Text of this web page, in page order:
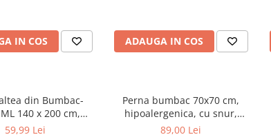
IN COS ADAUGA IN COS
din Bumbac-
140 x 200 cm,
40°C, prindere cu
59,99 Lei
Perna bumbac 70x70 cm,
hipoalergenica, cu snur,
umplutura bilute siliconizate,
89,00 Lei